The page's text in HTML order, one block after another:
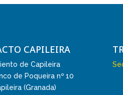
CAPILEIRA
de Capileira
de Poqueira nº 10
(Granada)